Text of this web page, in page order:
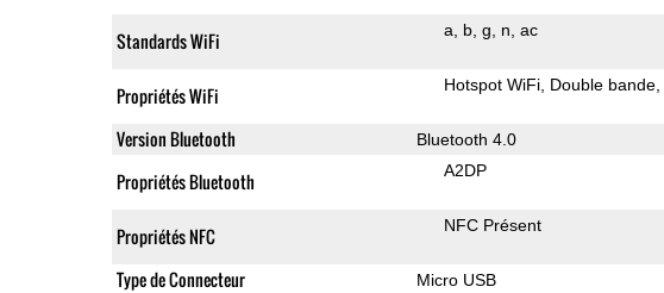
Standards WiFi a b g n ac
Propriétés WiFi Hotspot WiFi Double bande
Version Bluetooth Bluetooth 4.0
Propriétés Bluetooth A2DP
Propriétés NFC NFC Présent
Type de Connecteur Micro USB